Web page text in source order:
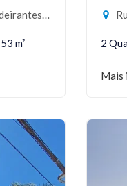
Paulo-SP
53 m² 2
Mais